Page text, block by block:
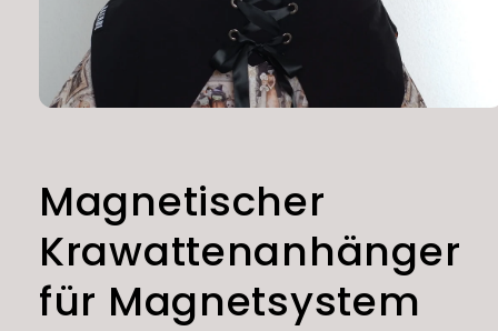
Magnetischer
Krawattenanhänger
für Magnetsystem